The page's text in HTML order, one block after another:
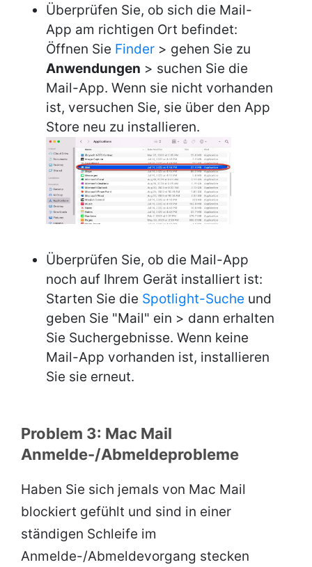
Überprüfen Sie, ob sich die Mail-
App am richtigen Ort befindet:
Öffnen Sie Finder > gehen Sie zu
Anwendungen > suchen Sie die
Mail-App. Wenn sie nicht vorhanden
ist, versuchen Sie, sie über den App
Store neu zu installieren.
Überprüfen Sie, ob die Mail-App
noch auf Ihrem Gerät installiert ist:
Starten Sie die Spotlight-Suche und
geben Sie "Mail" ein > dann erhalten
Sie Suchergebnisse. Wenn keine
Mail-App vorhanden ist, installieren
Sie sie erneut.
Problem 3: Mac Mail
Anmelde-/Abmeldeprobleme
Haben Sie sich jemals von Mac Mail
blockiert gefühlt und sind in einer
ständigen Schleife im
Anmelde-/Abmeldevorgang stecken